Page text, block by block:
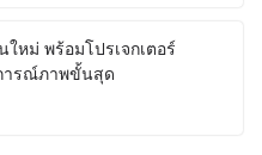
หม่ พร้อมโปรเจกเตอร์
ารณ์ภาพขั้นสุด